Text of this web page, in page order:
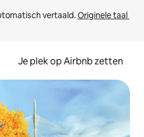
vertaald. Originele taal
Je plek op Airbnb zetten